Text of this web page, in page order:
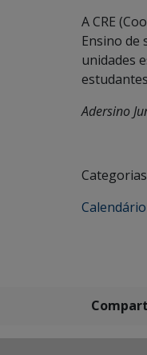
A CRE
Ensino de
unidades
Adersino